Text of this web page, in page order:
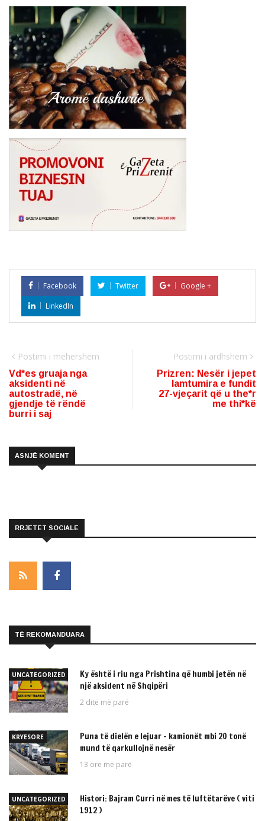
Facebook Twitter
Google +
LinkedIn
Postimi i mëhershëm
Vd*es gruaja nga
aksidenti në
autostradë, në
gjendje të rëndë
burri i saj
Postimi i ardhshëm
Prizren: Nesër i jepet
lamtumira e fundit
27-vjeçarit që u the*r
me thi*kë
ASNJË KOMENT
RRJETET SOCIALE
TË REKOMANDUARA
UNCATEGORIZED
Ky është i riu nga Prishtina që humbi jetën në
një aksident në Shqipëri
2 ditë më parë
KRYESORE
Puna të dielën e lejuar – kamionët mbi 20 tonë
mund të qarkullojnë nesër
13 orë më parë
UNCATEGORIZED
Histori: Bajram Curri në mes të luftëtarëve ( viti
1912 )